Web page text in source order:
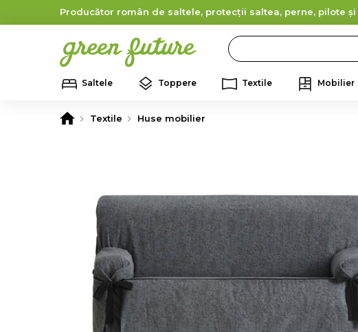
Producător român de saltele, protecții saltea, perne, pilote
Saltele Toppere Textile Mobilier
Textile Huse mobilier